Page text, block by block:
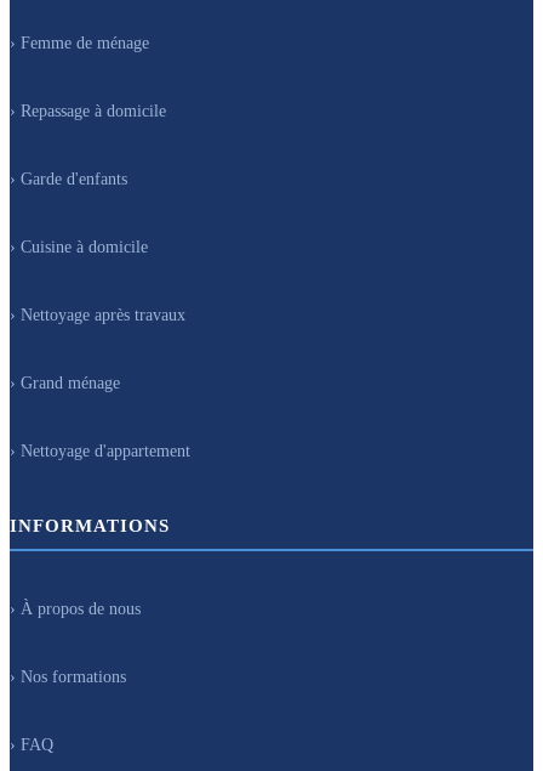
› Femme de ménage
› Repassage à domicile
› Garde d'enfants
› Cuisine à domicile
› Nettoyage après travaux
› Grand ménage
› Nettoyage d'appartement
INFORMATIONS
› À propos de nous
› Nos formations
› FAQ